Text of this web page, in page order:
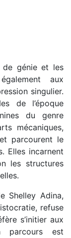
de génie et les
aux
singulier.
de l’époque
du genre
mécaniques,
parcourent le
Elles incarnent
les structures
Shelley Adina,
refuse
s’initier aux
parcours est